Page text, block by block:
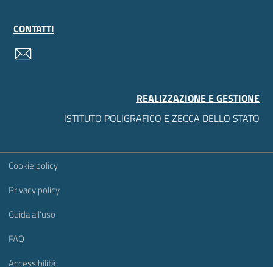
CONTATTI
REALIZZAZIONE E GESTIONE
ISTITUTO POLIGRAFICO E ZECCA DELLO STATO
Sezione Link Utili
Cookie policy
Privacy policy
Guida all'uso
FAQ
Accessibilità